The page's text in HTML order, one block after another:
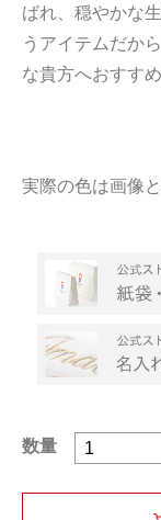
ばれ、穏やかな
うアイテムだか
な貴方へおすすめ
実際の色は画像
数量